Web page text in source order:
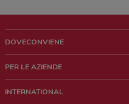
DOVECONVIENE
Chi siamo
PER LE AZIENDE
INTERNATIONAL